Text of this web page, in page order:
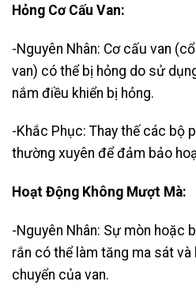
Hỏng Cơ Cấu Van:
-Nguyên Nhân: Cơ cấu van
van) có thể bị hỏng do sử
nắm điều khiển bị hỏng.
-Khắc Phục: Thay thế các bộ
thường xuyên để đảm bảo
Hoạt Động Không Mượt Mà:
-Nguyên Nhân: Sự mòn hoặc
rắn có thể làm tăng ma sát
chuyển của van.